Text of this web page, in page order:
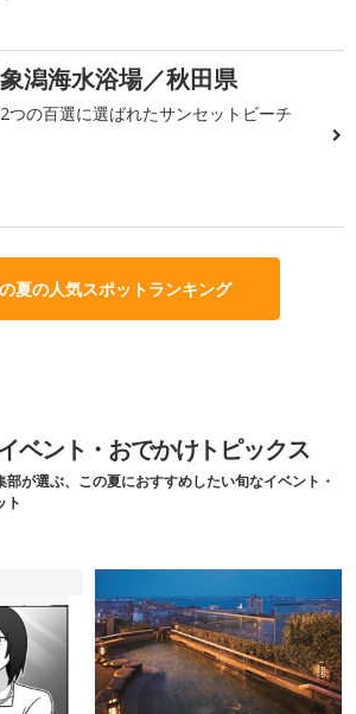
象潟海水浴場／秋田県
2つの百選に選ばれたサンセットビーチ
夏の人気スポットランキング
ベント・おでかけトピックス
部が選ぶ、この夏におすすめしたい旬なイベント・
ト